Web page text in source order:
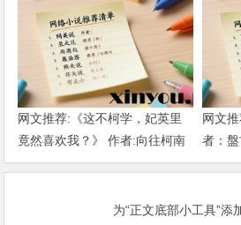
网文推荐:《这不柯学，妃英里
竟然喜欢我？》 作者:向往柯南
1-189章 TXT下载
网文
者：
为“正文底部小工具”添